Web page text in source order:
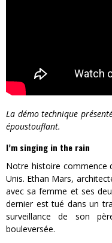
La démo technique
époustouflant.
I’m singing in the rain
Notre histoire commence
Unis. Ethan Mars,
avec sa femme et ses
dernier est tué dans un
surveillance de son
bouleversée.